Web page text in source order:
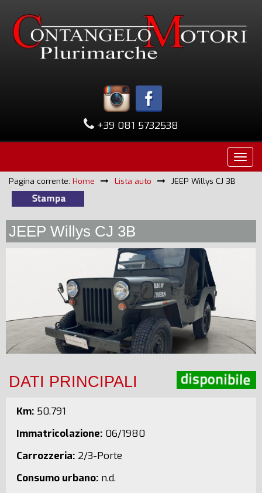
+39 081 5732538
Pagina corrente: Home Lista auto JEEP Willys CJ 3B
JEEP Willys CJ 3B
DATI PRINCIPALI
Km: 50.791
Immatricolazione: 06/1980
Carrozzeria: 2/3-Porte
Consumo urbano: n.d.